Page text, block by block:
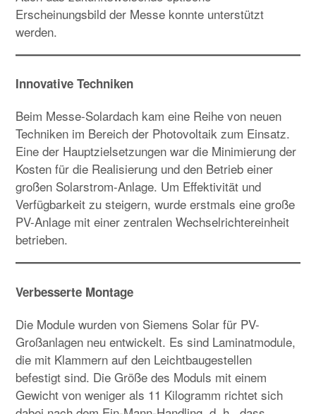
Erscheinungsbild der Messe konnte unterstützt
werden.
Innovative Techniken
Beim Messe-Solardach kam eine Reihe von neuen
Techniken im Bereich der Photovoltaik zum Einsatz.
Eine der Hauptzielsetzungen war die Minimierung der
Kosten für die Realisierung und den Betrieb einer
großen Solarstrom-Anlage. Um Effektivität und
Verfügbarkeit zu steigern, wurde erstmals eine große
PV-Anlage mit einer zentralen Wechselrichtereinheit
betrieben.
Verbesserte Montage
Die Module wurden von Siemens Solar für PV-
Großanlagen neu entwickelt. Es sind Laminatmodule,
die mit Klammern auf den Leichtbaugestellen
befestigt sind. Die Größe des Moduls mit einem
Gewicht von weniger als 11 Kilogramm richtet sich